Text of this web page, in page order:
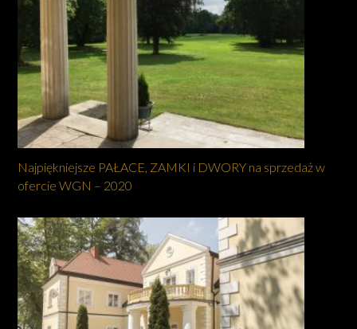
Najpiękniejsze PAŁACE, ZAMKI i DWORY na sprzedaż w
ofercie WGN – 2020